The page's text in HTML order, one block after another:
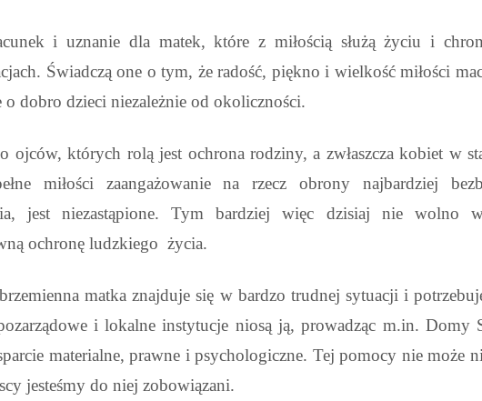
i uznanie dla matek, które z miłością służą życiu i
Świadczą one o tym, że radość, pięknoi wielkość miłości
o dobro dzieci niezależnie od okoliczności.
ojców, których rolą jest ochrona rodziny, a zwłaszcza kobiet w
miłości zaangażowanie na rzecz obrony najbardziej
jest niezastąpione. Tym bardziej więc dzisiaj nie wolno
ochronę ludzkiego życia.
matka znajduje się w bardzo trudnej sytuacji i
i lokalne instytucje niosą ją, prowadząc m.in. Domy
materialne, prawne i psychologiczne. Tej pomocy nie może
jesteśmy do niej zobowiązani.